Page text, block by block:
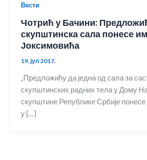
Вести
Чотрић у Бачини:
скупштинска сала понесе
Јоксимовића
19. јул 2017.
„Предложићу да једна од сала за
скупштинских радних тела у Дому
скупштине Републике Србије
у […]